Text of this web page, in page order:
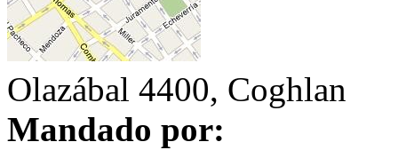
Olazábal 4400, Coghlan
Mandado por: